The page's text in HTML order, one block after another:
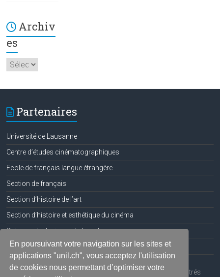
En poursuivant votre navigation sur les sites et
applications "unil.ch", vous acceptez l'utilisation
de cookies nous permettant d’optimiser votre
Archiv
es
Archives
Partenaires
Université de Lausanne
Centre d’études cinématographiques
Ecole de français langue étrangère
Section de français
Section d’histoire de l’art
Section d’histoire et esthétique du cinéma
Sciences historiques de la culture
Réseau romand de narratologie
Les images de la bannière sont extraites de périodiques illustrés